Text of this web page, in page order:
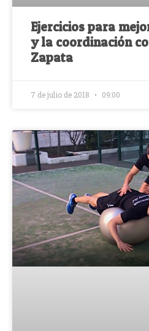
Ejercicios para
y la coordinación
Zapata
7 de julio de 2018 09:00